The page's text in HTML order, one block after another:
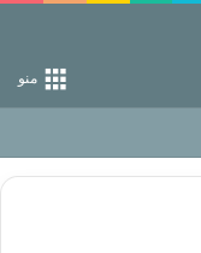
منو
راه خداست‌!